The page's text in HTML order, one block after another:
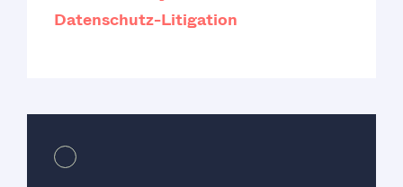
Datenschutz-Litigation